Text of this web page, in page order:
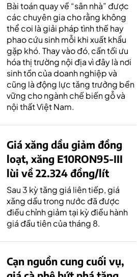
Bài toán quay về “sân nhà” được
các chuyên gia cho rằng không
thể coi là giải pháp tình thế hay
phao cứu sinh mỗi khi xuất khẩu
gặp khó. Thay vào đó, cần tối ưu
hóa thị trường nội địa vì đây là nơi
sinh tồn của doanh nghiệp và
cũng là động lực tăng trưởng bền
vững cho ngành chế biến gỗ và
nội thất Việt Nam.
Giá xăng dầu giảm đồng
loạt, xăng E10RON95-III
lùi về 22.324 đồng/lít
Sau 3 kỳ tăng giá liên tiếp, giá
xăng dầu trong nước đã được
điều chỉnh giảm tại kỳ điều hành
giá đầu tiên của tháng 8.
Cạn nguồn cung cuối vụ,